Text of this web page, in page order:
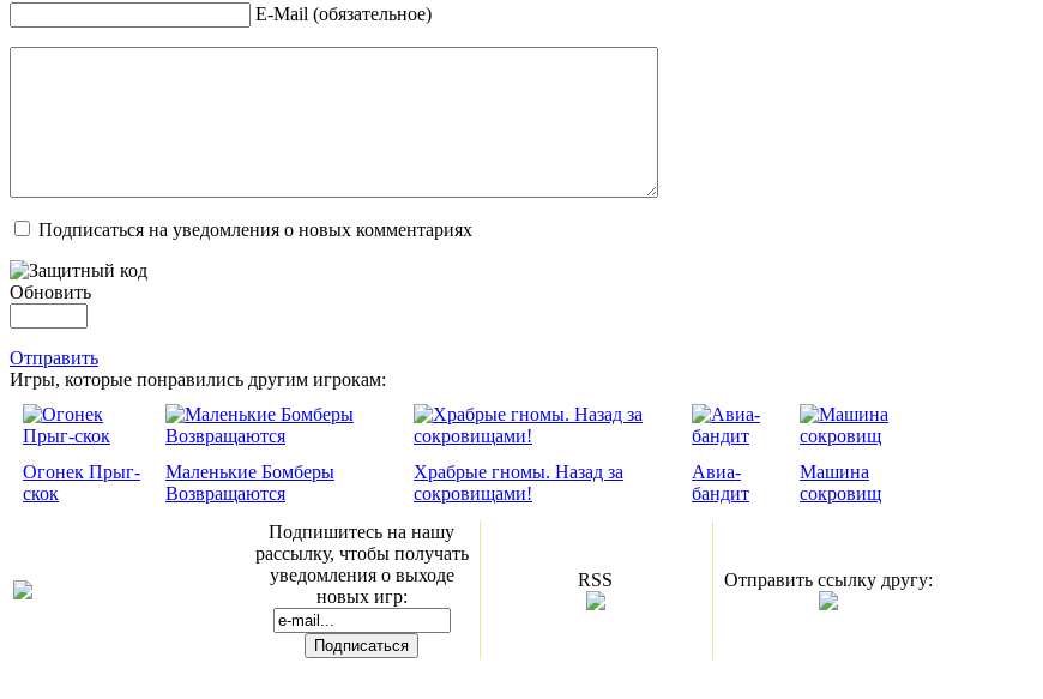
E-Mail (обязательное)
Подписаться на уведомления о новых комментариях
Обновить
Отправить
Игры, которые понравились другим игрокам:
Огонек Прыг-
скок
Маленькие Бомберы
Возвращаются
Храбрые гномы. Назад за
сокровищами!
Авиа-
бандит
Машина
сокровищ
Подпишитесь на нашу
рассылку, чтобы получать
уведомления о выходе
новых игр:
RSS Отправить ссылку другу: